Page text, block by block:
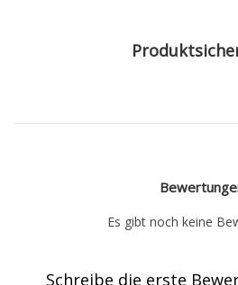
Es gibt noch keine
Schreibe die erste